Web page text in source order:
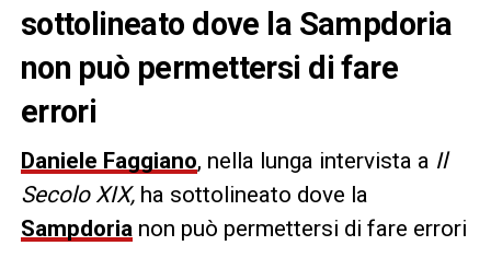
sottolineato dove la Sampdoria
non può permettersi di fare
errori
Daniele Faggiano, nella lunga intervista a Il
Secolo XIX, ha sottolineato dove la
Sampdorianon può permettersi di fare errori